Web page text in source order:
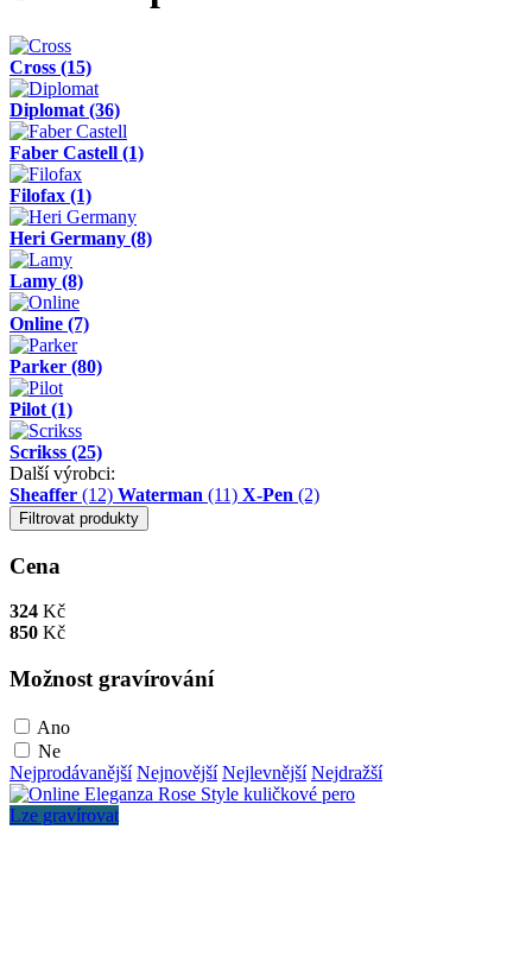
Cross (15)
Diplomat (36)
Faber Castell (1)
Filofax (1)
Heri Germany (8)
Lamy (8)
Online (7)
Parker (80)
Pilot (1)
Scrikss (25)
Další výrobci:
Sheaffer (12) Waterman (11) X-Pen (2)
Filtrovat produkty
Cena
324 Kč
850 Kč
Možnost gravírování
Ano
Ne
Nejprodávanější Nejnovější Nejlevnější Nejdražší
Lze gravírovat